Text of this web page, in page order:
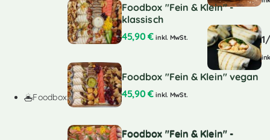
Foodbox
Foodbox "Fein & Klein" -
Foodbox "Fein & Klein" -
klassisch
45,90€ inkl. MwSt.
Foodbox "Fein & Klein" vegan
45,90€ inkl. MwSt.
Foodbox "Fein & Klein" -